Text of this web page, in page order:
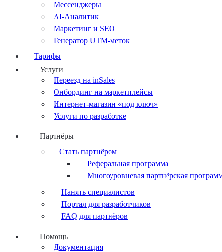
Мессенджеры
AI-Аналитик
Маркетинг и SEO
Генератор UTM-меток
Тарифы
Услуги
Переезд на inSales
Онбординг на маркетплейсы
Интернет-магазин «под ключ»
Услуги по разработке
Партнёры
Стать партнёром
Реферальная программа
Многоуровневая партнёрская
Нанять специалистов
Портал для разработчиков
FAQ для партнёров
Помощь
Документация